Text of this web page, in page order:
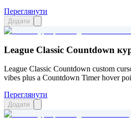
Переглянути
Додати
League Classic Countdown
League Classic Countdown custom
vibes plus a Countdown Timer hover
Переглянути
Додати